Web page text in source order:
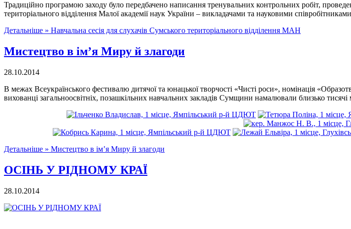
Традиційно програмою заходу було передбачено написання тренувальних контрольних робіт,
територіального відділення Малої академії наук України – викладачами та науковими
Детальніше » Навчальна сесія для слухачів Сумського територіального відділення МАН
Мистецтво в ім’я Миру й злагоди
28.10.2014
В межах Всеукраїнського фестивалю дитячої та юнацької творчості «Чисті роси», номінація
вихованці загальноосвітніх, позашкільних навчальних закладів Сумщини намалювали близько тисячі
Детальніше » Мистецтво в ім’я Миру й злагоди
ОСІНЬ У РІДНОМУ КРАЇ
28.10.2014